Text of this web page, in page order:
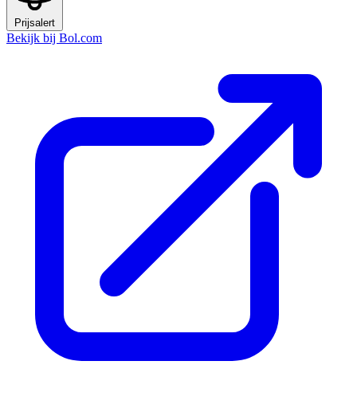
Prijsalert
Bekijk bij Bol.com